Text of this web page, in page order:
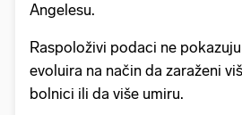
Angelesu.
Raspoloživi podaci ne
evoluira na način da zaraženi
bolnici ili da više umiru.